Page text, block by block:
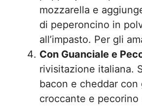
mozzarella e
di peperoncino in
all’impasto. Per gli
Con Guanciale e
rivisitazione italiana.
bacon e cheddar con
croccante e pecorino